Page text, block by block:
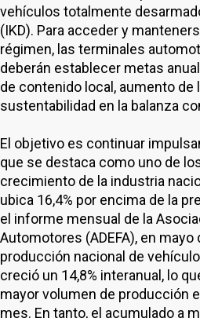
vehículos totalmente
(IKD). Para acceder y
régimen, las terminales
deberán establecer metas
de contenido local, aumento
sustentabilidad en la balanza
El objetivo es continuar
que se destaca como uno de
crecimiento de la industria
ubica 16,4% por encima de la
el informe mensual de la
Automotores (ADEFA), en mayo
producción nacional de
creció un 14,8% interanual, lo
mayor volumen de producción
mes. En tanto, el acumulado a